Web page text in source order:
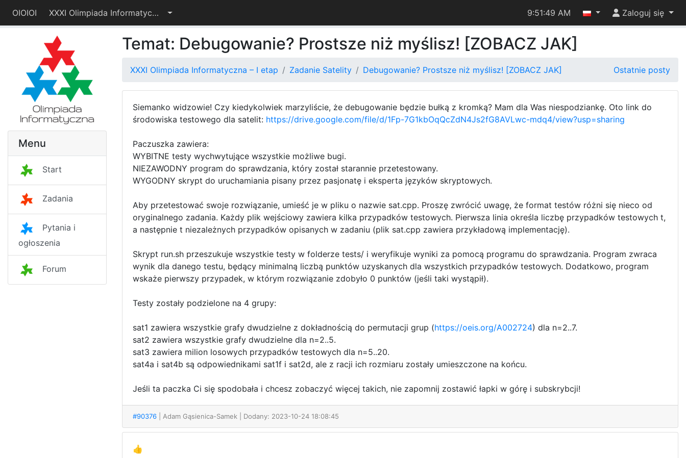
OIOIOI XXXI Olimpiada Informatyczna – I etap 9:51:50 AM Zaloguj się
Menu
Start
Zadania
Pytania i
ogłoszenia
Forum
Temat: Debugowanie? Prostsze niż myślisz! [ZOBACZ JAK]
XXXI Olimpiada Informatyczna – I etap Zadanie Satelity Debugowanie? Prostsze niż myślisz! [ZOBACZ JAK] Ostatnie posty
Siemanko widzowie! Czy kiedykolwiek marzyliście, że debugowanie będzie bułką z kromką? Mam dla Was niespodziankę. Oto link do
środowiska testowego dla satelit: https://drive.google.com/file/d/1Fp-7G1kbOqQcZdN4Js2fG8AVLwc-mdq4/view?usp=sharing
Paczuszka zawiera:
WYBITNE testy wychwytujące wszystkie możliwe bugi.
NIEZAWODNY program do sprawdzania, który został starannie przetestowany.
WYGODNY skrypt do uruchamiania pisany przez pasjonatę i eksperta języków skryptowych.
Aby przetestować swoje rozwiązanie, umieść je w pliku o nazwie sat.cpp. Proszę zwrócić uwagę, że format testów różni się nieco od
oryginalnego zadania. Każdy plik wejściowy zawiera kilka przypadków testowych. Pierwsza linia określa liczbę przypadków testowych t,
a następnie t niezależnych przypadków opisanych w zadaniu (plik sat.cpp zawiera przykładową implementację).
Skrypt run.sh przeszukuje wszystkie testy w folderze tests/ i weryfikuje wyniki za pomocą programu do sprawdzania. Program zwraca
wynik dla danego testu, będący minimalną liczbą punktów uzyskanych dla wszystkich przypadków testowych. Dodatkowo, program
wskaże pierwszy przypadek, w którym rozwiązanie zdobyło 0 punktów (jeśli taki wystąpił).
Testy zostały podzielone na 4 grupy:
sat1 zawiera wszystkie grafy dwudzielne z dokładnością do permutacji grup (https://oeis.org/A002724) dla n=2..7.
sat2 zawiera wszystkie grafy dwudzielne dla n=2..5.
sat3 zawiera milion losowych przypadków testowych dla n=5..20.
sat4a i sat4b są odpowiednikami sat1f i sat2d, ale z racji ich rozmiaru zostały umieszczone na końcu.
Jeśli ta paczka Ci się spodobała i chcesz zobaczyć więcej takich, nie zapomnij zostawić łapki w górę i subskrybcji!
#90376 | Adam Gąsienica-Samek | Dodany: 2023-10-24 18:08:45
👍